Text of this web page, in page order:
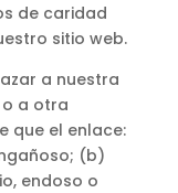
de caridad
sitio web.
a nuestra
a otra
que el enlace:
(b)
endoso o